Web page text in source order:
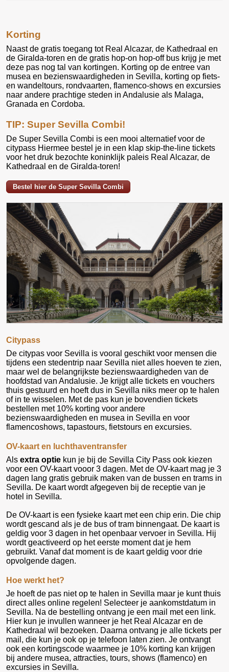
Korting
Naast de gratis toegang tot Real Alcazar, de Kathedraal en
de Giralda-toren en de gratis hop-on hop-off bus krijg je met
deze pas nog tal van kortingen. Korting op de entree van
musea en bezienswaardigheden in Sevilla, korting op fiets-
en wandeltours, rondvaarten, flamenco-shows en excursies
naar andere prachtige steden in Andalusie als Malaga,
Granada en Cordoba.
TIP: Super Sevilla Combi!
De Super Sevilla Combi is een mooi alternatief voor de
citypass Hiermee bestel je in een klap skip-the-line tickets
voor het druk bezochte koninklijk paleis Real Alcazar, de
Kathedraal en de Giralda-toren!
Bestel hier de Super Sevilla Combi
Citypass
De citypas voor Sevilla is vooral geschikt voor mensen die
tijdens een stedentrip naar Sevilla niet alles hoeven te zien,
maar wel de belangrijkste bezienswaardigheden van de
hoofdstad van Andalusie. Je krijgt alle tickets en vouchers
thuis gestuurd en hoeft dus in Sevilla niks meer op te halen
of in te wisselen. Met de pas kun je bovendien tickets
bestellen met 10% korting voor andere
bezienswaardigheden en musea in Sevilla en voor
flamencoshows, tapastours, fietstours en excursies.
OV-kaart en luchthaventransfer
Als extra optie kun je bij de Sevilla City Pass ook kiezen
voor een OV-kaart vooor 3 dagen. Met de OV-kaart mag je 3
dagen lang gratis gebruik maken van de bussen en trams in
Sevilla. De kaart wordt afgegeven bij de receptie van je
hotel in Sevilla.
De OV-kaart is een fysieke kaart met een chip erin. Die chip
wordt gescand als je de bus of tram binnengaat. De kaart is
geldig voor 3 dagen in het openbaar vervoer in Sevilla. Hij
wordt geactiveerd op het eerste moment dat je hem
gebruikt. Vanaf dat moment is de kaart geldig voor drie
opvolgende dagen.
Hoe werkt het?
Je hoeft de pas niet op te halen in Sevilla maar je kunt thuis
direct alles online regelen! Selecteer je aankomstdatum in
Sevilla. Na de bestelling ontvang je een mail met een link.
Hier kun je invullen wanneer je het Real Alcazar en de
Kathedraal wil bezoeken. Daarna ontvang je alle tickets per
mail, die kun je ook op je telefoon laten zien. Je ontvangt
ook een kortingscode waarmee je 10% korting kan krijgen
bij andere musea, attracties, tours, shows (flamenco) en
excursies in Sevilla.